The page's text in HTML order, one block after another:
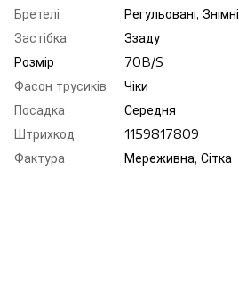
Бретелі
Регульовані, Знімні
Застібка
Ззаду
Розмір
70B/S
Фасон трусиків
Чіки
Посадка
Середня
Штрихкод
1159817809
Фактура
Мереживна, Сітка